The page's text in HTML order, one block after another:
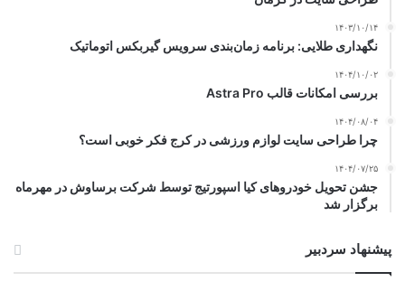
۱۴۰۳/۱۰/۱۴
نگهداری طلایی: برنامه زمان‌بندی سرویس گیربکس اتوماتیک
۱۴۰۴/۱۰/۰۲
بررسی امکانات قالب Astra Pro
۱۴۰۴/۰۸/۰۴
چرا طراحی سایت لوازم ورزشی در کرج فکر خوبی است؟
۱۴۰۴/۰۷/۲۵
جشن تحویل خودروهای کیا اسپورتیج توسط شرکت برساوش در مهرماه
برگزار شد
پیشنهاد سردبیر